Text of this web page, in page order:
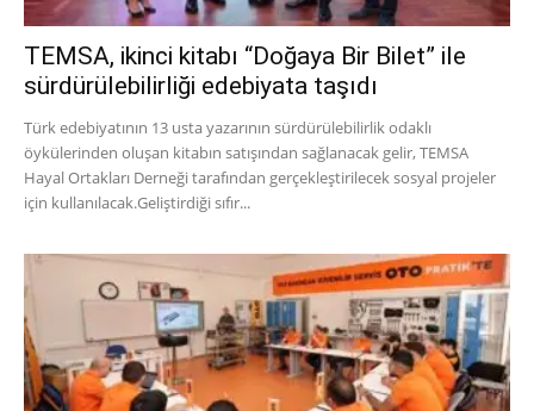
TEMSA, ikinci kitabı “Doğaya Bir Bilet” ile
sürdürülebilirliği edebiyata taşıdı
Türk edebiyatının 13 usta yazarının sürdürülebilirlik odaklı
öykülerinden oluşan kitabın satışından sağlanacak gelir, TEMSA
Hayal Ortakları Derneği tarafından gerçekleştirilecek sosyal projeler
için kullanılacak.Geliştirdiği sıfır...